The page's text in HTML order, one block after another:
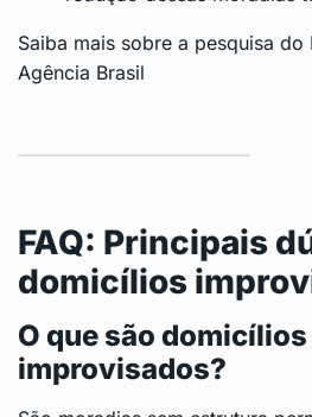
Saiba mais sobre a pesquisa do
Agência Brasil
FAQ: Principais
domicílios
O que são domicílios
improvisados?